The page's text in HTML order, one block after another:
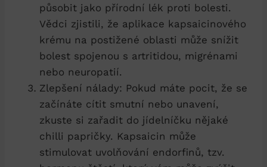
působit jako přírodní lék proti bolesti.
Vědci zjistili, že aplikace kapsaicinového
krému na postižené oblasti může snížit
bolest spojenou s artritidou, migrénami
nebo neuropatií.
Zlepšení nálady: Pokud máte pocit, že se
začínáte cítit smutní nebo unavení,
zkuste si zařadit do jídelníčku nějaké
chilli papričky. Kapsaicin může
stimulovat uvolňování endorfinů, tzv.